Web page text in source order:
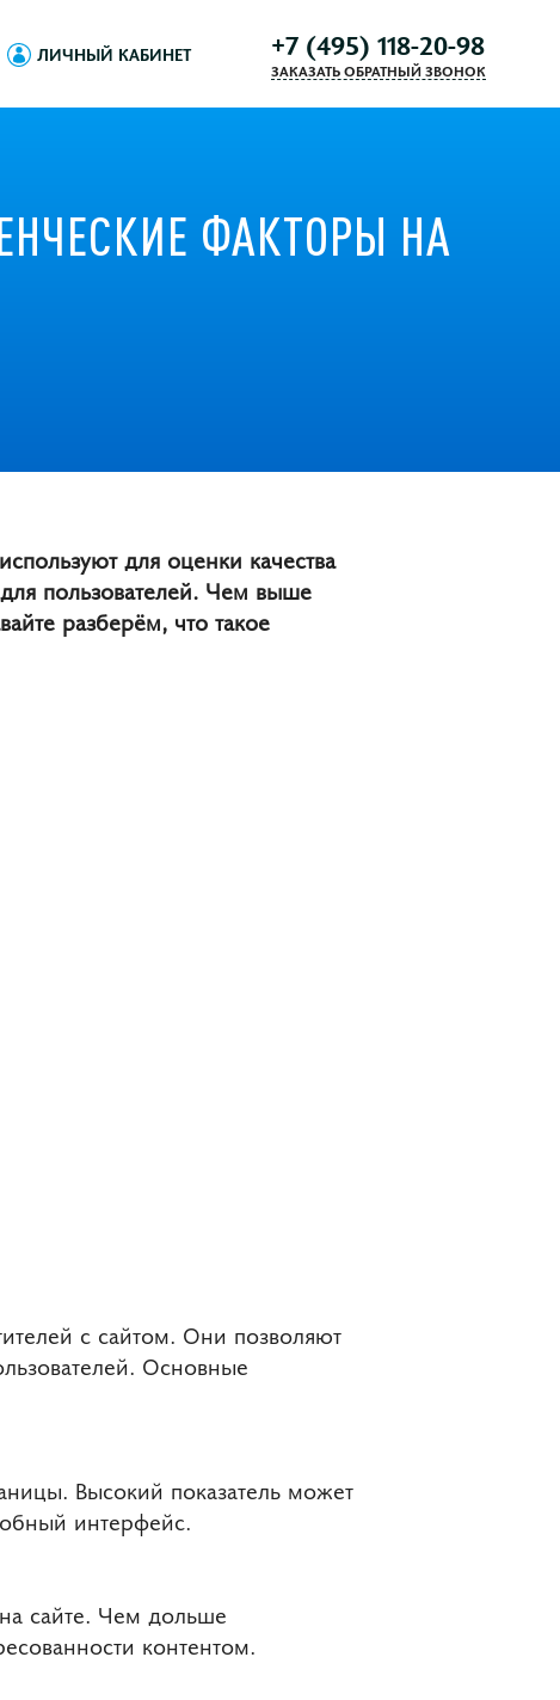
ЛИЧНЫЙ КАБИНЕТ +7 (495) 118-20-98
ЗАКАЗАТЬ ОБРАТНЫЙ ЗВОНОК
ФАКТОРЫ НА
для оценки качества
пользователей. Чем выше
разберём, что такое
с сайтом. Они позволяют
Основные
Высокий показатель может
интерфейс.
сайте. Чем дольше
контентом.